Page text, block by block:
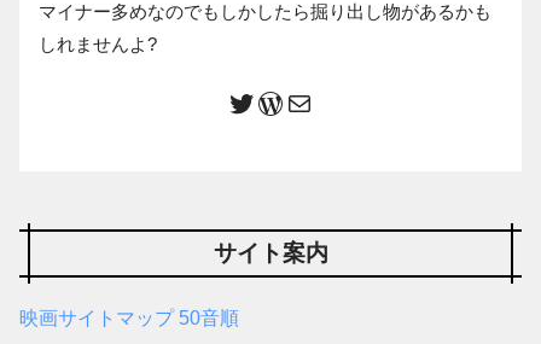
マイナー多めなのでもしかしたら掘り出し物があるかも
しれませんよ?
サイト案内
映画サイトマップ 50音順